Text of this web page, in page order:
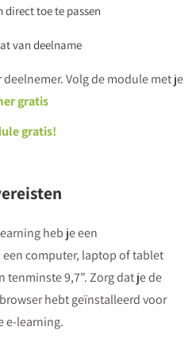
toe te passen
van deelname
deelnemer. Volg de module met je
gratis
gratis!
heb je een
computer, laptop of tablet
tenminste 9,7”. Zorg dat je de
hebt geïnstalleerd voor
e-learning.